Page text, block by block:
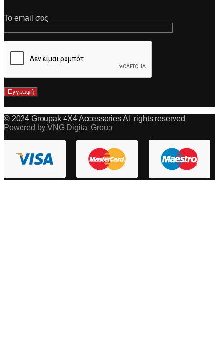
Το email σας
© 2024 Groupak 4X4 Accessories All rights reserved
Powered by VNG Digital Group